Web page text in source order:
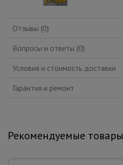
Отзывы (0)
Вопросы и ответы (0)
Условия и стоимость доставки
Гарантия и ремонт
Рекомендуемые товары